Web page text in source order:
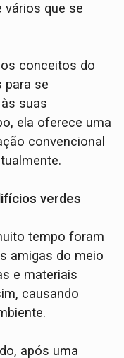
vários que se
conceitos do
para se
suas
ela oferece uma
convencional
verdes
tempo foram
amigas do meio
e materiais
causando
após uma